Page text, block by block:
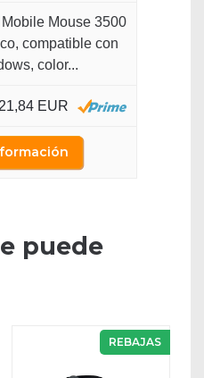
Mouse 3500
compatible con
color...
21,84 EUR
puede
REBAJAS